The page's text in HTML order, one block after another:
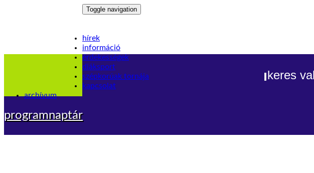
Toggle navigation
hírek
információ
érdekességek
diáksport
szépkorúak tornája
kapcsolat
archívum
programnaptár